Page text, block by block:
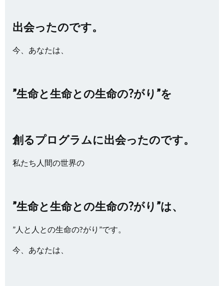
出会ったのです。
今、あなたは、
”生命と生命との生命の?がり”を
創るプログラムに出会ったのです。
私たち人間の世界の
”生命と生命との生命の?がり”は、
”人と人との生命の?がり”です。
今、あなたは、